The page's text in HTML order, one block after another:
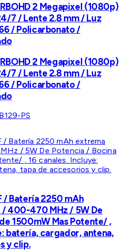
2 Megapixel (1080p)
7 / Lente 2.8 mm / Luz
/ Policarbonato /
2 Megapixel (1080p)
7 / Lente 2.8 mm / Luz
/ Policarbonato /
PS
/ Batería 2250 mAh
400-470 MHz / 5W De
1500mW Mas Potente/ ,
batería, cargador, antena,
y clip.